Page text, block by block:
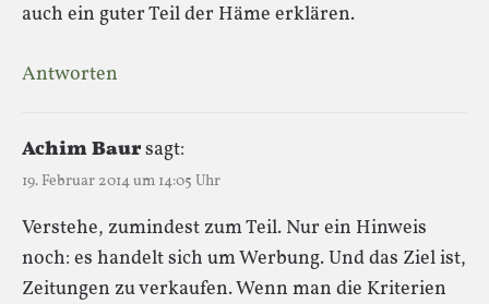
auch ein guter Teil der Häme erklären.
Antworten
Achim Baursagt:
19. Februar 2014 um 14:05 Uhr
Verstehe, zumindest zum Teil. Nur ein Hinweis
noch: es handelt sich um Werbung. Und das Ziel ist,
Zeitungen zu verkaufen. Wenn man die Kriterien